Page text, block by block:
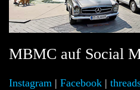
MBMC auf Social
Instagram | Facebook |